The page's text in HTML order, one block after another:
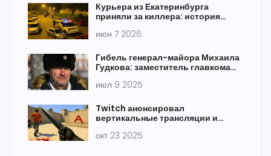
Курьера из Екатеринбурга
приняли за киллера: история
июн 7 2026
Гибель генерал-майора Михаила
Гудкова: заместитель главкома
командном пункте в Курской
июл 9 2025
Twitch анонсировал
вертикальные трансляции и
окт 23 2025